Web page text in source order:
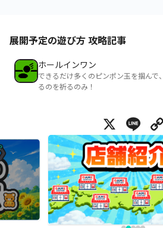
展開予定の遊び方 攻略記事
ホールインワン
できるだけ多くのピンポン玉を掴んで
るのを祈るのみ！
X